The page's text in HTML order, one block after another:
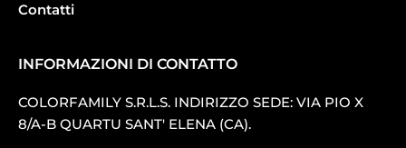
Contatti
INFORMAZIONI DI CONTATTO
COLORFAMILY S.R.L.S. INDIRIZZO SEDE: VIA PIO X
8/A-B QUARTU SANT′ ELENA (CA).